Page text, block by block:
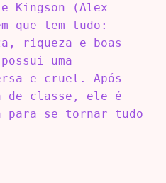
Kingson (Alex
que tem tudo:
riqueza e boas
uma
e cruel. Após
de classe, ele é
para se tornar tudo